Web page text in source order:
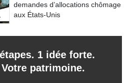
demandes d’allocations chômage
aux États-Unis
1 idée forte.
Votre patrimoine.